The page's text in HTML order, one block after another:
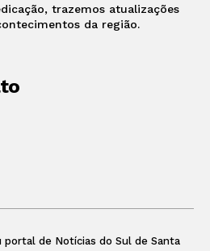
trazemos atualizações
da região.
de Notícias do Sul de Santa